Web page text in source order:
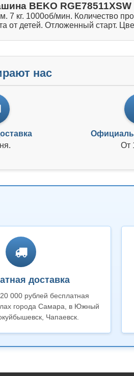
BEKO RGE78511XSW
7 кг. 1000об/мин. Количество
от детей. Отложенный старт.
нас
От
доставка
000 рублей бесплатная
города Самара, в Южный
Чапаевск.